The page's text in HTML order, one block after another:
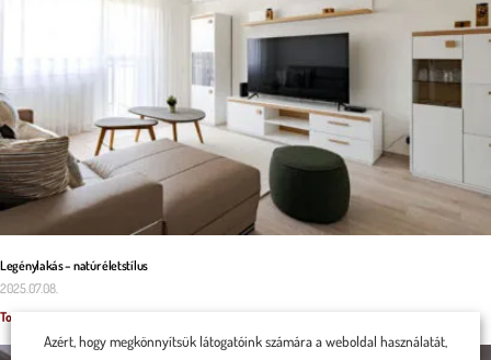
Legénylakás – natúr életstílus
2025.07.08.
Tovább olvasom »
Azért, hogy megkönnyítsük látogatóink számára a weboldal használatát,